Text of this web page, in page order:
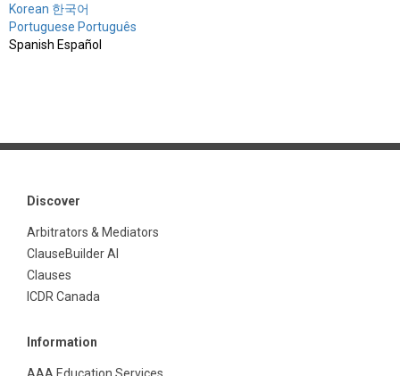
Korean 한국어
Portuguese Português
Spanish Español
Discover
Arbitrators & Mediators
ClauseBuilder AI
Clauses
ICDR Canada
Information